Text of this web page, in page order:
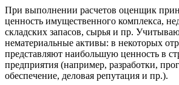
При выполнении расчетов оценщик
ценность имущественного комплекса,
складских запасов, сырья и пр.
нематериальные активы: в некоторых
представляют наибольшую ценность в
предприятия (например, разработки,
обеспечение, деловая репутация и пр.).
Горячий Ключ
Грозный
Губаха
Губкин
Губкинский
Гуково